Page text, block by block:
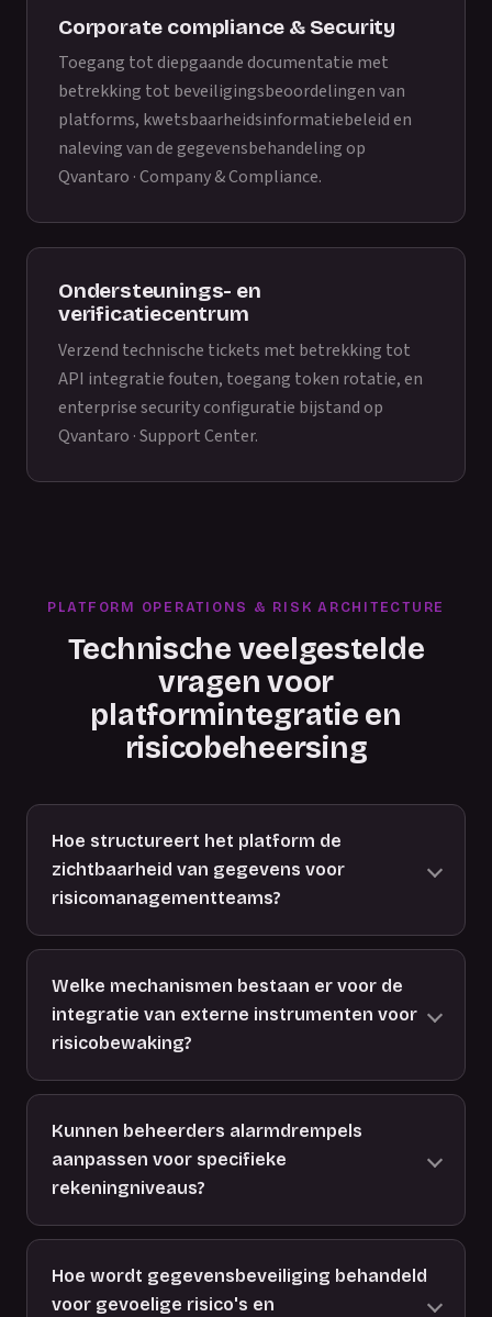
Corporate compliance & Security
Toegang tot diepgaande documentatie met
betrekking tot beveiligingsbeoordelingen van
platforms, kwetsbaarheidsinformatiebeleid en
naleving van de gegevensbehandeling op
Qvantaro · Company & Compliance.
Ondersteunings- en
verificatiecentrum
Verzend technische tickets met betrekking tot
API integratie fouten, toegang token rotatie, en
enterprise security configuratie bijstand op
Qvantaro · Support Center.
PLATFORM OPERATIONS & RISK ARCHITECTURE
Technische veelgestelde
vragen voor
platformintegratie en
risicobeheersing
Hoe structureert het platform de
zichtbaarheid van gegevens voor
risicomanagementteams?
Welke mechanismen bestaan er voor de
integratie van externe instrumenten voor
risicobewaking?
Kunnen beheerders alarmdrempels
aanpassen voor specifieke
rekeningniveaus?
Hoe wordt gegevensbeveiliging behandeld
voor gevoelige risico's en